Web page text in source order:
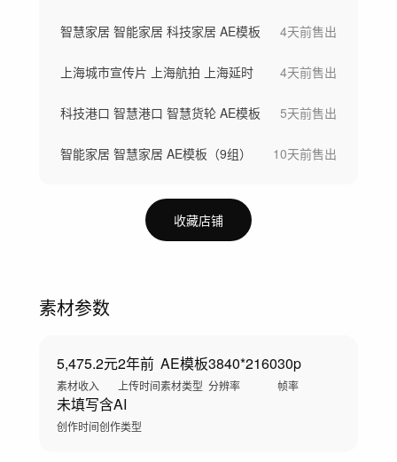
智慧家居 智能家居 科技家居 AE模板 4天前售出
上海城市宣传片 上海航拍 上海延时 4天前售出
科技港口 智慧港口 智慧货轮 AE模板 5天前售出
智能家居 智慧家居 AE模板（9组） 10天前售出
收藏店铺
素材参数
5,475.2元
素材收入
2年前
上传时间
AE模板
素材类型
3840*2160
分辨率
30p
帧率
未填写
创作时间
含AI
创作类型